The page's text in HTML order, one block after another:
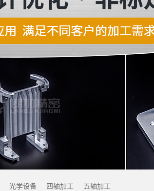
光学设备 四轴加工 五轴加工